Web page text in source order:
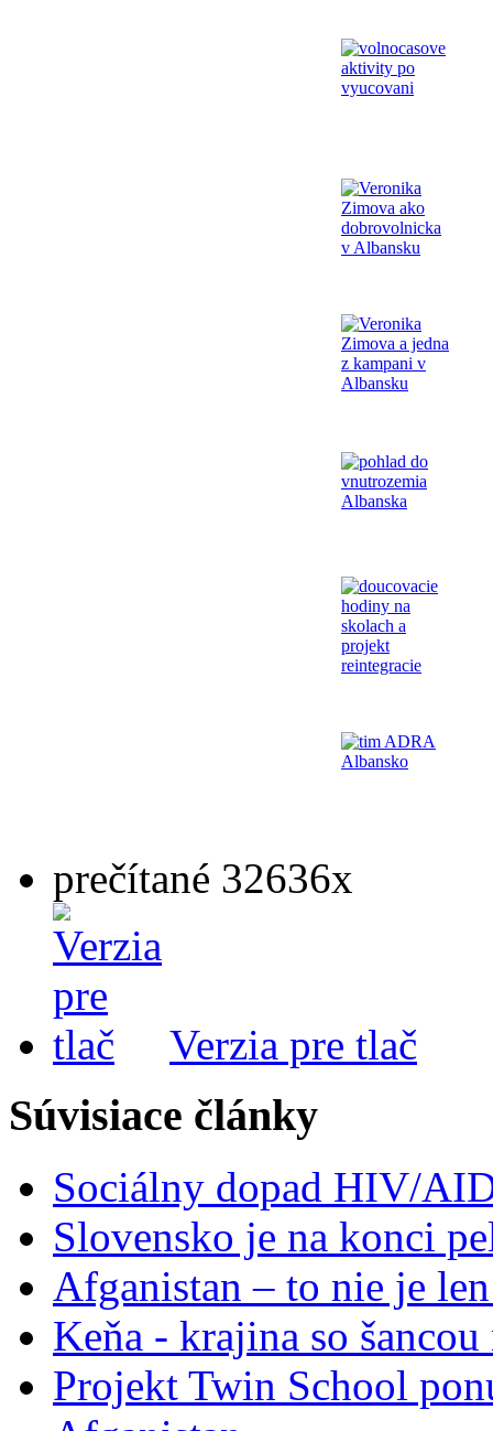
prečítané 32636x
Verzia pre tlač
Súvisiace články
Sociálny dopad HIV/
Slovensko je na konci
Afganistan – to nie je
Keňa - krajina so
Projekt Twin School